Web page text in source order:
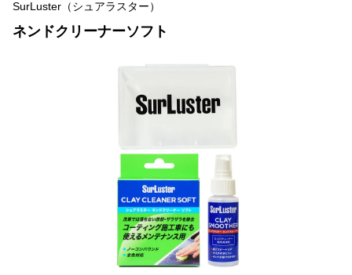
SurLuster（シュアラスター）
ネンドクリーナーソフト